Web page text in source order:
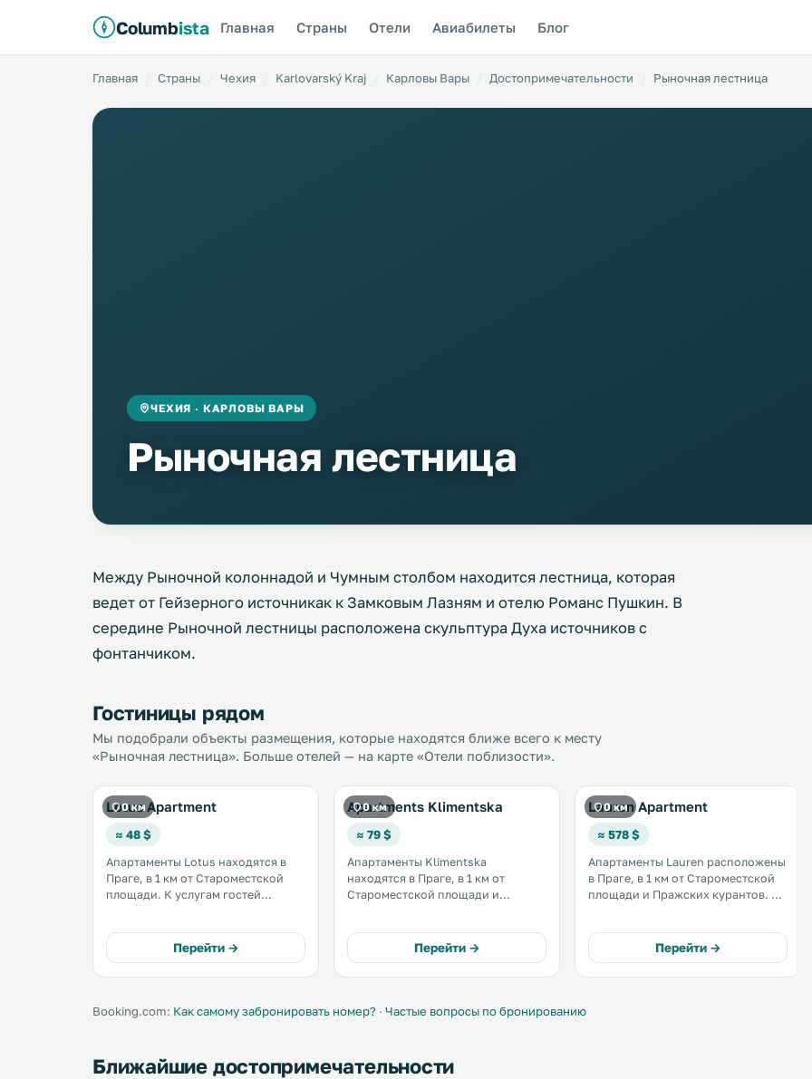
Columbista Главная Страны Отели Авиабилеты Блог
Главная Страны Чехия Karlovarský Kraj Карловы Вары Достопримечательности Рыночная лестница
ЧЕХИЯ · КАРЛОВЫ ВАРЫ
Рыночная лестница
Между Рыночной колоннадой и Чумным столбом находится лестница, которая
ведет от Гейзерного источникак к Замковым Лазням и отелю Романс Пушкин. В
середине Рыночной лестницы расположена скульптура Духа источников с
фонтанчиком.
Гостиницы рядом
Мы подобрали объекты размещения, которые находятся ближе всего к месту
«Рыночная лестница». Больше отелей — на карте «Отели поблизости».
0 км
Lotus Apartment
≈ 48 $
Апартаменты Lotus находятся в
Праге, в 1 км от Староместской
площади. К услугам гостей
посудомоечной машиной и
микроволновой печью. Гостям
предоставляются полотенца и
Перейти →
0 км
Apartments Klimentska
≈ 79 $
Апартаменты Klimentska
находятся в Праге, в 1 км от
Староместской площади и
гостиная и обеденная зона. .
Перейти →
0 км
Lauren Apartment
≈ 578 $
Апартаменты Lauren расположены
в Праге, в 1 км от Староместской
площади и Пражских курантов. К
кухня с духовкой и телевизор с
плоским экраном. .
Перейти →
Booking.com: Как самому забронировать номер? · Частые вопросы по бронированию
Ближайшие достопримечательности